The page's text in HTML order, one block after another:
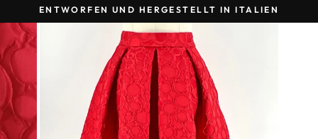
Pause
Diashow
ENTWORFEN UND HERGESTELLT IN ITALIEN